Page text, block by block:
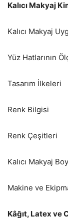
Kalıcı Makyaj
Kalıcı Makyaj
Yüz Hatlarının
Tasarım İlkeleri
Renk Bilgisi
Renk Çeşitleri
Kalıcı Makyaj
Makine ve
Kâğıt, Latex ve